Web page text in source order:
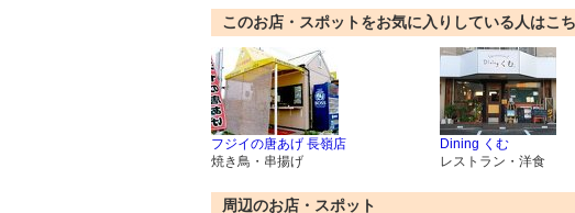
このお店・スポットをお気に入りしている人はこ
フジイの唐あげ 長嶺店
焼き鳥・串揚げ
Dining くむ
レストラン・洋食
周辺のお店・スポット